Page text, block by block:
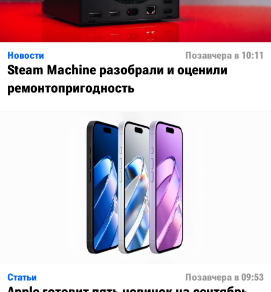
Новости Позавчера в 10:11
Steam Machine разобрали и оценили
ремонтопригодность
Статьи Позавчера в 09:53